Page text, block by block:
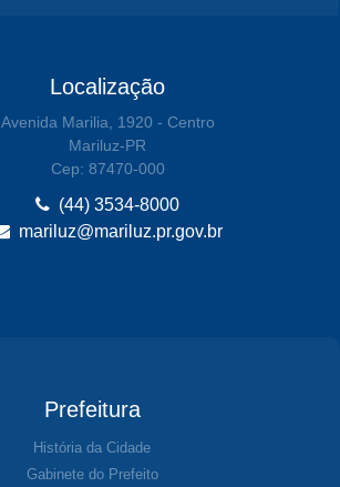
Localização
Avenida Marilia, 1920 - Centro
Mariluz-PR
Cep: 87470-000
(44) 3534-8000
mariluz@mariluz.pr.gov.br
Prefeitura
História da Cidade
Gabinete do Prefeito